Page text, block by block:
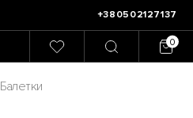
+380502127137
Балетки